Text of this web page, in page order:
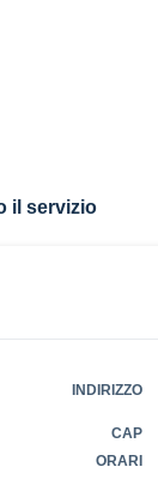
il servizio
INDIRIZZO
CAP
ORARI